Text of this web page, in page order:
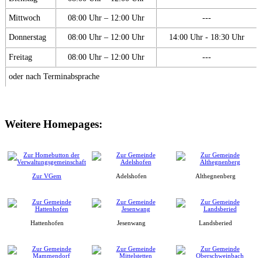
Mittwoch 08:00 Uhr – 12:00 Uhr ---
Donnerstag 08:00 Uhr – 12:00 Uhr 14:00 Uhr - 18:30 Uhr
Freitag 08:00 Uhr – 12:00 Uhr ---
oder nach Terminabsprache
Weitere Homepages:
Zur VGem Adelshofen Althegnenberg
Hattenhofen Jesenwang Landsberied